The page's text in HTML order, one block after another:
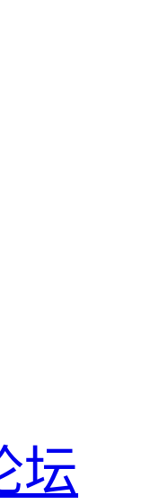
坛